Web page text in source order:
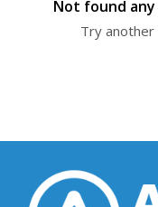
Not found
Try